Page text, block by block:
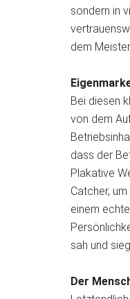
sondern in
dem
Bei diesen
von dem
dass der
Plakative
Catcher,
einem
sah und
Der